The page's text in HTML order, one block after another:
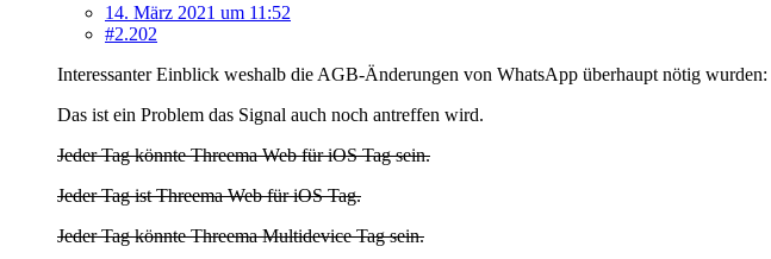
14. März 2021 um 11:52
#2.202
Interessanter Einblick weshalb die AGB-Änderungen von WhatsApp überhaupt nötig wurden:
Das ist ein Problem das Signal auch noch antreffen wird.
Jeder Tag könnte Threema Web für iOS Tag sein.
Jeder Tag ist Threema Web für iOS Tag.
Jeder Tag könnte Threema Multidevice Tag sein.